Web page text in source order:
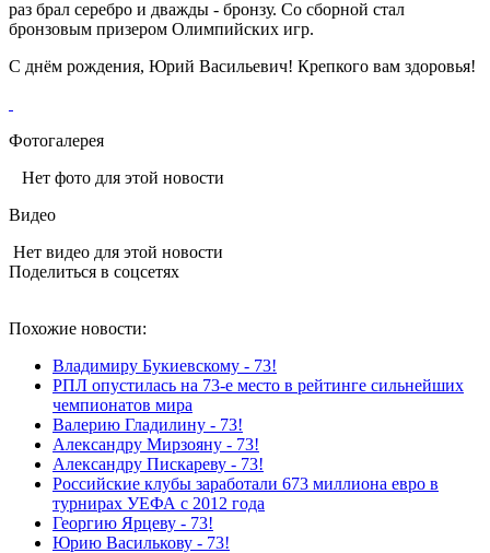
раз брал серебро и дважды - бронзу. Со сборной стал
бронзовым призером Олимпийских игр.
С днём рождения, Юрий Васильевич! Крепкого вам здоровья!
Фотогалерея
Нет фото для этой новости
Видео
Нет видео для этой новости
Поделиться в соцсетях
Похожие новости:
Владимиру Букиевскому - 73!
РПЛ опустилась на 73-е место в рейтинге сильнейших
чемпионатов мира
Валерию Гладилину - 73!
Александру Мирзояну - 73!
Александру Пискареву - 73!
Российские клубы заработали 673 миллиона евро в
турнирах УЕФА с 2012 года
Георгию Ярцеву - 73!
Юрию Василькову - 73!